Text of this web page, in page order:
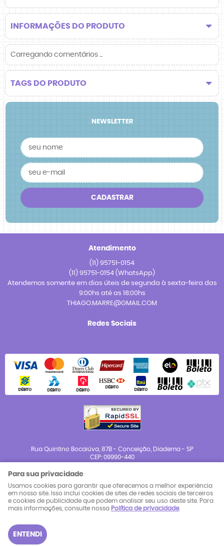
INFORMAÇÕES DO PRODUTO
Carregando comentários ...
TAGS DO PRODUTO
NEWSLETTER
CADASTRAR
Atendimento
(11) 95751-0154
(11) 95751-0154 (WhatsApp)
Atendemos somente em dias úteis de segunda à sexta-feira das
9:00hs até as 18:00hs
THIAGO.MARRE@GMAIL.COM
Redes Sociais
Rua Quintino Bocaiúva, 87B- Conceição, Diadema- SP
CEP: 09990-440
LOJA VIRTUAL CRIADA POR
Para sua privacidade
Usamos cookies para garantir que oferecemos a melhor experiência
em nosso site. Isso inclui cookies de sites de redes sociais de terceiros
e cookies de publicidade que podem analisar seu uso deste site. Para
mais informações, consulte nossa Política de privacidade.
ENTENDI